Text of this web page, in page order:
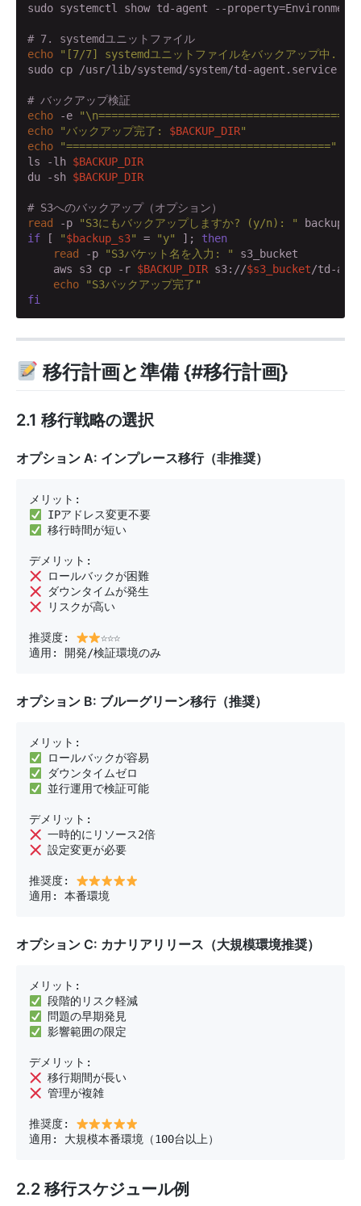
sudo systemctl show td-agent --
# 7. systemdユニットファイル
echo
"[7/7] systemdユニットファイルをバックアップ中..."
sudo cp /usr/lib/systemd/system/td-agent.service
# バックアップ検証
echo -e
echo
"バックアップ完了: $BACKUP_DIR"
echo
"========================================="
ls -lh $BACKUP_DIR
du -sh $BACKUP_DIR
# S3へのバックアップ（オプション）
read -p
"S3にもバックアップしますか? (y/n): "
if [ "$backup_s3" = "y" ]; then
read -p "S3バケット名を入力: " s3_bucket
    aws s3 cp -r
$BACKUP_DIR s3://$s3_bucket/td-
echo
"S3バックアップ完了"
fi
移行計画と準備 {#移行計画}
2.1 移行戦略の選択
オプション A: インプレース移行（非推奨）
移行時間が短い
リスクが高い
推奨度:
☆☆☆
適用: 開発/検証環境のみ
オプション B: ブルーグリーン移行（推奨）
並行運用で検証可能
設定変更が必要
推奨度:
適用: 本番環境
オプション C: カナリアリリース（大規模環境推奨）
影響範囲の限定
管理が複雑
推奨度:
適用: 大規模本番環境（100台以上）
2.2 移行スケジュール例